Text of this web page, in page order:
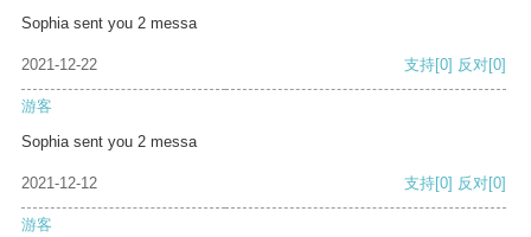
Sophia sent you 2 messa
2021-12-22 支持[0] 反对[0]
游客
Sophia sent you 2 messa
2021-12-12 支持[0] 反对[0]
游客